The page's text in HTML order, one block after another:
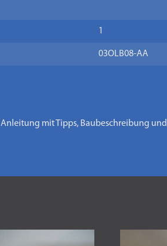
1
03OLB08-AA
Anleitung mit Tipps, Baubeschreibung